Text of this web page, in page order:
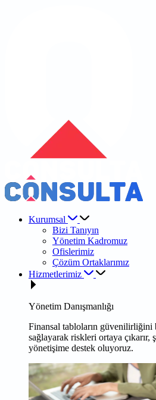
Kurumsal
Bizi Tanıyın
Yönetim Kadromuz
Ofislerimiz
Çözüm Ortaklarımız
Hizmetlerimiz
Yönetim Danışmanlığı
Finansal tabloların güvenilirliğini
sağlayarak riskleri ortaya
yönetişime destek oluyoruz.